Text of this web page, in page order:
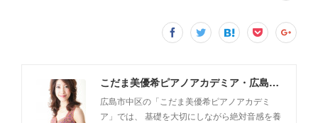
こだま美優希ピアノアカデミア・広島市中区
広島市中区の「こだま美優希ピアノアカデミ
ア」では、 基礎を大切にしながら絶対音感を養